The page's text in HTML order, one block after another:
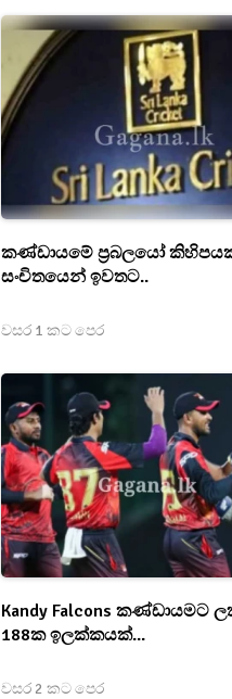
කණ්ඩායමේ ප්‍රබලයෝ
සංචිතයෙන් ඉවතට..
වසර 1 කට පෙර
Kandy Falcons කණ්ඩායමට
188ක ඉලක්කයක්...
වසර 2 කට පෙර